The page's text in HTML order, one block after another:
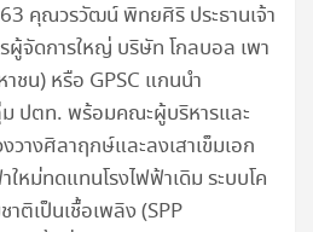
คุณวรวัฒน์ พิทยศิริ ประธานเจ้า
ผู้จัดการใหญ่ บริษัท โกลบอล เพา
ชน) หรือ GPSC แกนนำ
ปตท. พร้อมคณะผู้บริหารและ
างศิลาฤกษ์และลงเสาเข็มเอก
ใหม่ทดแทนโรงไฟฟ้าเดิม ระบบโค
าติเป็นเชื้อเพลิง (SPP